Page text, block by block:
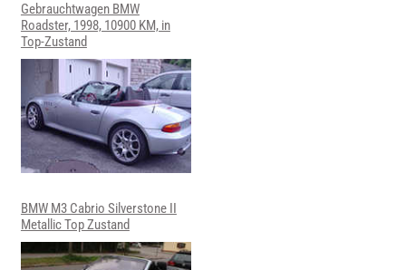
Gebrauchtwagen BMW
Roadster, 1998, 10900 KM, in
Top-Zustand
BMW M3 Cabrio Silverstone II
Metallic Top Zustand